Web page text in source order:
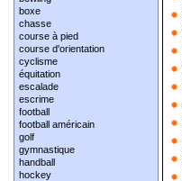
boxe
chasse
course à pied
course d'orientation
cyclisme
équitation
escalade
escrime
football
football américain
golf
gymnastique
handball
hockey